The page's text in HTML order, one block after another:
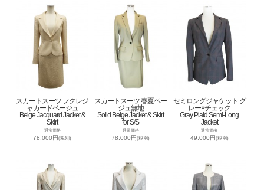
スカートスーツ フクレジ
ャカードベージュ
Beige Jacquard Jacket &
Skirt
通常価格
78,000円(税別)
スカートスーツ 春夏ベー
ジュ無地
Solid Beige Jacket & Skirt
for S/S
通常価格
78,000円(税別)
セミロングジャケット グ
レー×チェック
Gray Plaid Semi-Long
Jacket
通常価格
49,000円 (税別)